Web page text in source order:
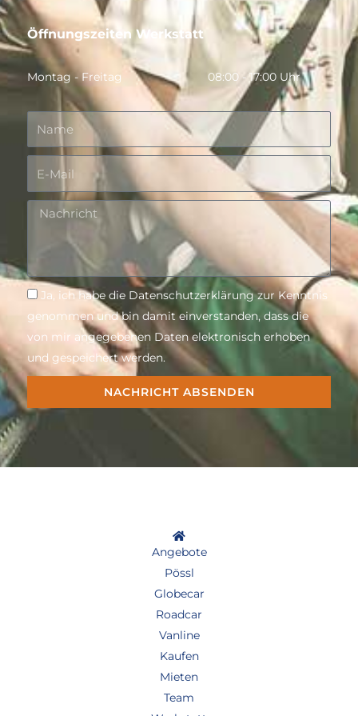
Öffnungszeiten Werkstatt
Montag - Freitag 08:00 - 17:00 Uhr
Nachricht
Nachricht
Ja, ich habe die Datenschutzerklärung zur Kenntnis
genommen und bin damit einverstanden, dass die
von mir angegebenen Daten elektronisch erhoben
und gespeichert werden.
NACHRICHT ABSENDEN
Angebote
Pössl
Globecar
Roadcar
Vanline
Kaufen
Mieten
Team